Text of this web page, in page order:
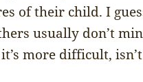
of their child. I
usually don’t
more difficult,